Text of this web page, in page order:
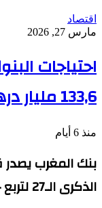
اقتصاد
مارس 27, 2026
احتياجات
133,6 مليار درهم في فبراير
منذ 6 أيام
بنك المغرب
الذكرى الـ27 لتربع جلالة الملك على العرش